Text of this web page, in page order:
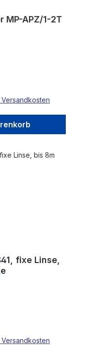
MP-APZ/1-2T
fixe Linse,